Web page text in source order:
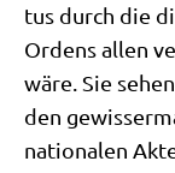
tus durch die
Ordens allen
wäre. Sie
den
na­tio­na­len